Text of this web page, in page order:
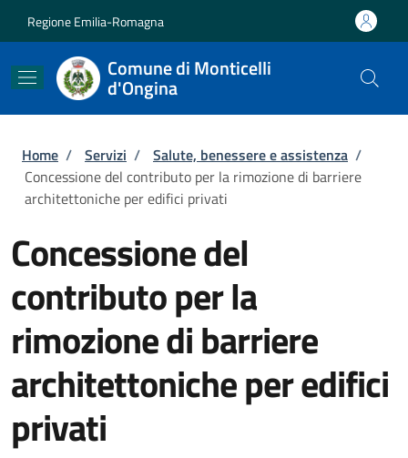
Regione Emilia-Romagna
Comune di Monticelli
d'Ongina
Briciole di pane
Home / Servizi / Salute, benessere e assistenza /
Concessione del contributo per la rimozione di barriere
architettoniche per edifici privati
Concessione del
contributo per la
rimozione di barriere
architettoniche per edifici
privati